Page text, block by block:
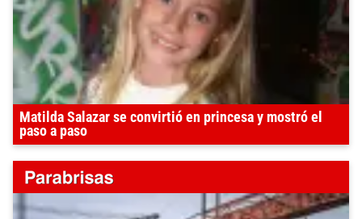
Matilda Salazar se convirtió en princesa y mostró el
paso a paso